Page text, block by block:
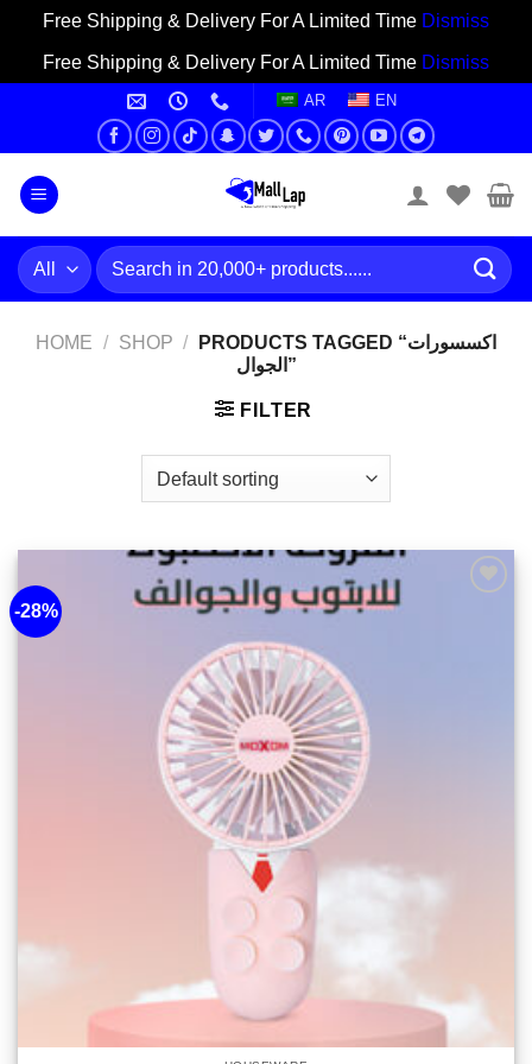
Free Shipping & Delivery For A Limited Time Dismiss
Free Shipping & Delivery For A Limited Time Dismiss
content
AR EN
Search
for:
HOME / SHOP /
PRODUCTS TAGGED “اكسسورات
الجوال”
FILTER
-28%